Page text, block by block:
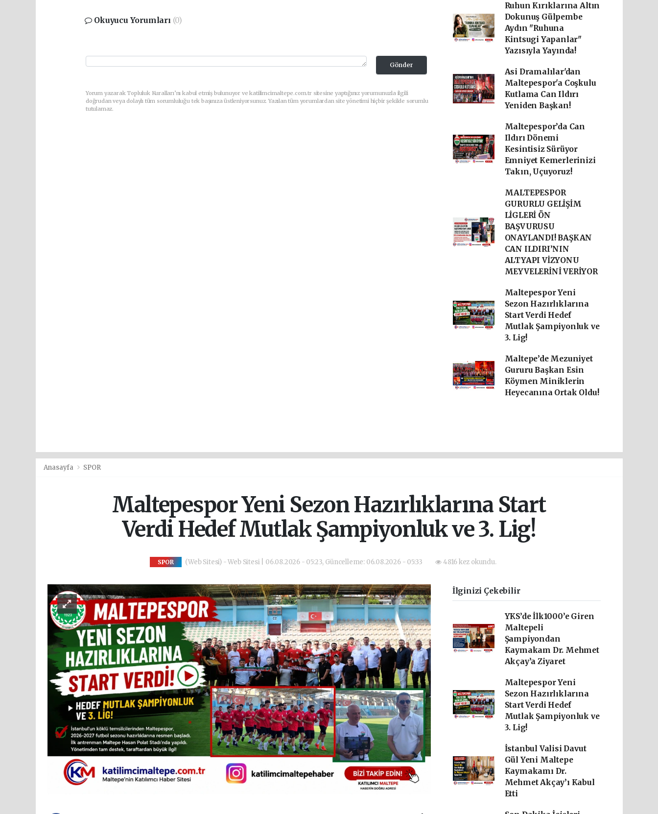
Okuyucu Yorumları (0)
Gönder
Yorum yazarak Topluluk Kuralları’nı kabul etmiş bulunuyor ve katilimcimaltepe.com.tr sitesine yaptığınız yorumunuzla ilgili
doğrudan veya dolaylı tüm sorumluluğu tek başınıza üstleniyorsunuz. Yazılan tüm yorumlardan site yönetimi hiçbir şekilde sorumlu
tutulamaz.
Ruhun Kırıklarına Altın
Dokunuş Gülpembe
Aydın "Ruhuna
Kintsugi Yapanlar"
Yazısıyla Yayında!
Asi Dramalılar'dan
Maltepespor'a Coşkulu
Kutlama Can Ildırı
Yeniden Başkan!
Maltepespor’da Can
Ildırı Dönemi
Kesintisiz Sürüyor
Emniyet Kemerlerinizi
Takın, Uçuyoruz!
MALTEPESPOR
GURURLU GELİŞİM
LİGLERİ ÖN
BAŞVURUSU
ONAYLANDI! BAŞKAN
CAN ILDIRI’NIN
ALTYAPI VİZYONU
MEYVELERİNİ VERİYOR
Maltepespor Yeni
Sezon Hazırlıklarına
Start Verdi Hedef
Mutlak Şampiyonluk ve
3. Lig!
Maltepe’de Mezuniyet
Gururu Başkan Esin
Köymen Miniklerin
Heyecanına Ortak Oldu!
Anasayfa SPOR
Maltepespor Yeni Sezon Hazırlıklarına Start
Verdi Hedef Mutlak Şampiyonluk ve 3. Lig!
SPOR (Web Sitesi) - Web Sitesi | 06.08.2026 - 05:23, Güncelleme: 06.08.2026 - 05:33 4816 kez okundu.
İlginizi Çekebilir
YKS’de İlk1000’e Giren
Maltepeli
Şampiyondan
Kaymakam Dr. Mehmet
Akçay’a Ziyaret
Maltepespor Yeni
Sezon Hazırlıklarına
Start Verdi Hedef
Mutlak Şampiyonluk ve
3. Lig!
İstanbul Valisi Davut
Gül Yeni Maltepe
Kaymakamı Dr.
Mehmet Akçay’ı Kabul
Etti